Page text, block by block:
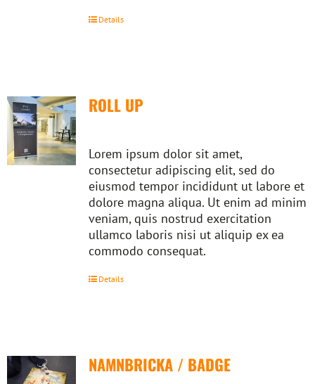
Details
ROLL UP
Lorem ipsum dolor sit amet,
consectetur adipiscing elit, sed do
eiusmod tempor incididunt ut labore et
dolore magna aliqua. Ut enim ad minim
veniam, quis nostrud exercitation
ullamco laboris nisi ut aliquip ex ea
commodo consequat.
Details
NAMNBRICKA / BADGE